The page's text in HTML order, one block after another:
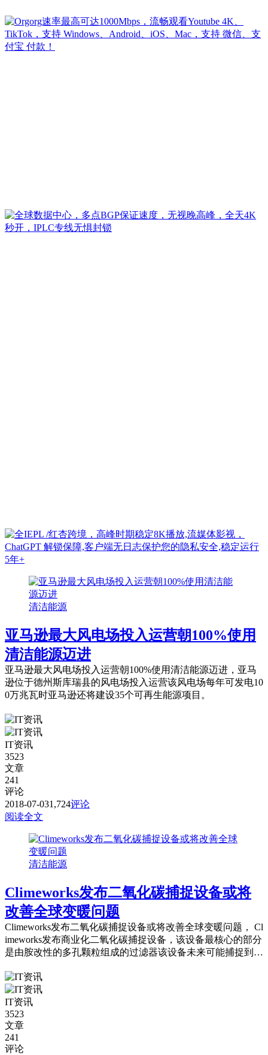
清洁能源
亚马逊最大风电场投入运营朝100%使用
清洁能源迈进
亚马逊最大风电场投入运营朝100%使用清洁能源迈进，亚马
逊位于德州斯库瑞县的风电场投入运营该风电场每年可发电10
0万兆瓦时亚马逊还将建设35个可再生能源项目。
IT资讯
3523
文章
241
评论
2018-07-031,724评论
阅读全文
清洁能源
Climeworks发布二氧化碳捕捉设备或将
改善全球变暖问题
Climeworks发布二氧化碳捕捉设备或将改善全球变暖问题， Cl
imeworks发布商业化二氧化碳捕捉设备，该设备最核心的部分
是由胺改性的多孔颗粒组成的过滤器该设备未来可能捕捉到全
IT资讯
3523
文章
241
评论